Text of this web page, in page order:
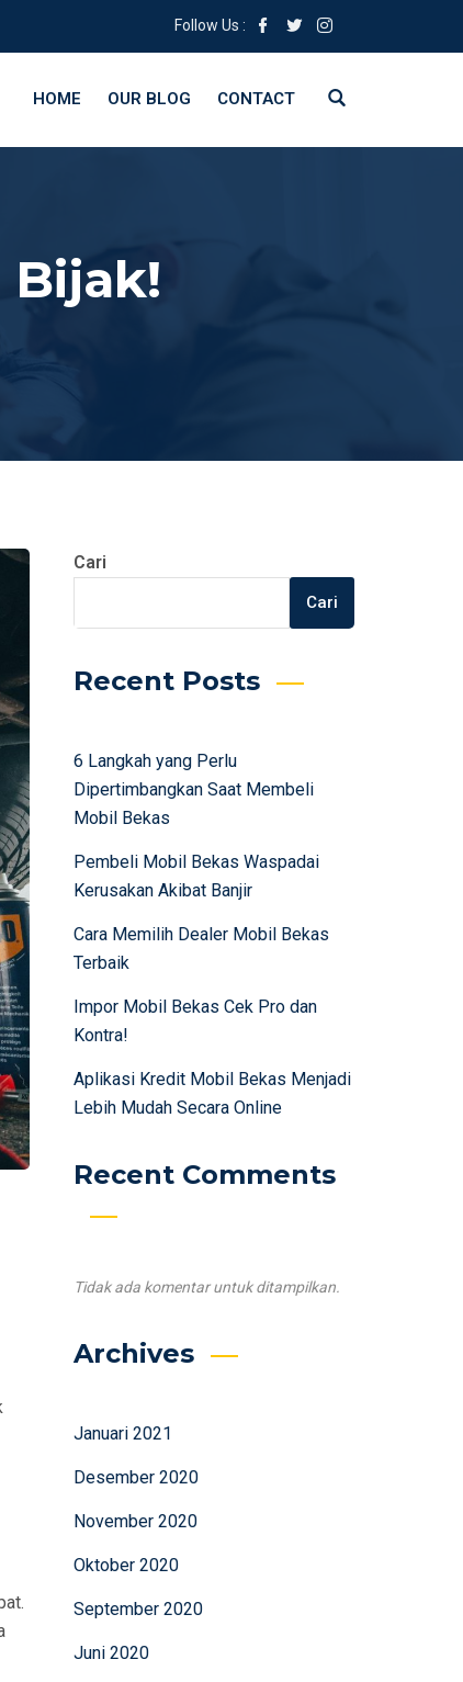
Follow Us :
HOME OUR BLOG CONTACT
Bijak!
Cari
Cari
Recent Posts
6 Langkah yang Perlu
Dipertimbangkan Saat Membeli
Mobil Bekas
Pembeli Mobil Bekas Waspadai
Kerusakan Akibat Banjir
Cara Memilih Dealer Mobil Bekas
Terbaik
Impor Mobil Bekas Cek Pro dan
Kontra!
Aplikasi Kredit Mobil Bekas Menjadi
Lebih Mudah Secara Online
Recent Comments
Tidak ada komentar untuk ditampilkan.
Archives
Januari 2021
Desember 2020
November 2020
Oktober 2020
September 2020
Juni 2020